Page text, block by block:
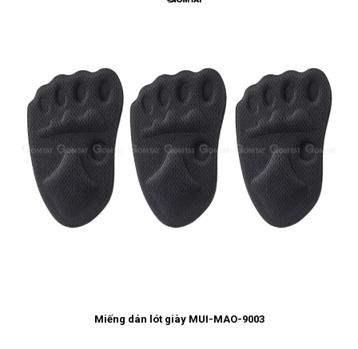
Miếng dán lót giày MUI-MAO-9003